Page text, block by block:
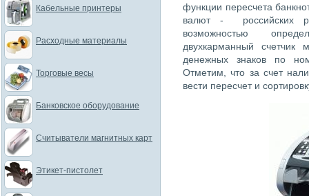
функции пересчета
валют - российских
возможностью
двухкарманный счетчик
денежных знаков по
Отметим, что за счет
вести пересчет и
Кабельные принтеры
Расходные материалы
Торговые весы
Банковское оборудование
Считыватели магнитных карт
Этикет-пистолет